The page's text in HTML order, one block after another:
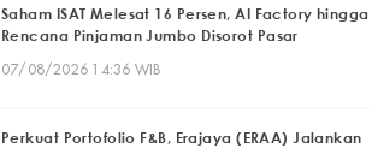
Saham ISAT Melesat 16 Persen, AI Factory hingga
Rencana Pinjaman Jumbo Disorot Pasar
07/08/2026 14:36 WIB
Perkuat Portofolio F&B, Erajaya (ERAA) Jalankan